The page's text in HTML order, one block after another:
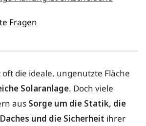
Fragen
oft die ideale, ungenutzte Fläche
Solaranlage. Doch viele
aus Sorge um die Statik, die
und die Sicherheit ihrer